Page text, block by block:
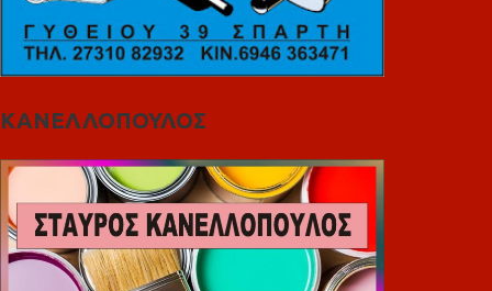
ΚΑΝΕΛΛΟΠΟΥΛΟΣ